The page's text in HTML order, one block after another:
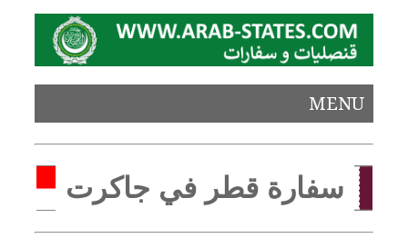
MENU
سفارة قطر في جاكرت